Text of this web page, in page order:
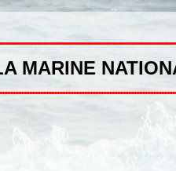
MARINE